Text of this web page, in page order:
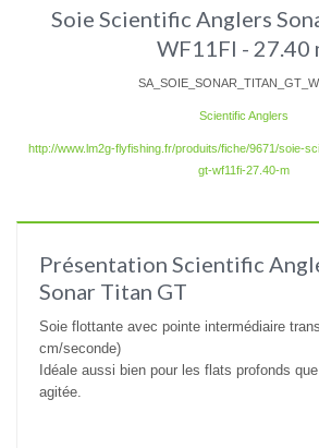
Soie Scientific Anglers
WF11FI - 27.40
Scientific Anglers
http://www.lm2g-flyfishing.fr/produits/fiche/9671/soie-
gt-wf11fi-27.40-m
Présentation Scientific
Sonar Titan GT
Soie flottante avec pointe intermédiaire
cm/seconde)
Idéale aussi bien pour les flats profonds
agitée.